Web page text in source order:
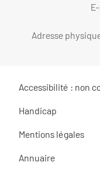
Adresse
Accessibilité : non
Handicap
Mentions légales
Annuaire